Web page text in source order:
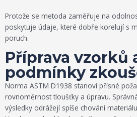
Protože se metoda zaměřuje na
poskytuje údaje, které dobře korelují s
poruch.
Příprava vzorků
podmínky
Norma ASTM D1938 stanoví přísné
rovnoměrnost tloušťky a úpravu.
výsledky odrážejí spíše chování